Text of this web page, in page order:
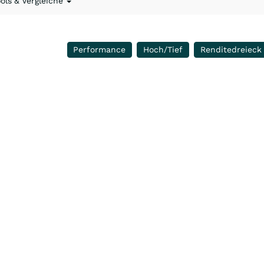
Performance Hoch/Tief Renditedreieck